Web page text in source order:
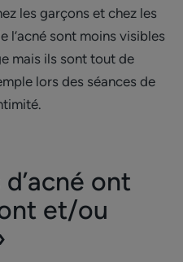
les garçons et chez les
l’acné sont moins visibles
mais ils sont tout de
lors des séances de
ont
et/ou